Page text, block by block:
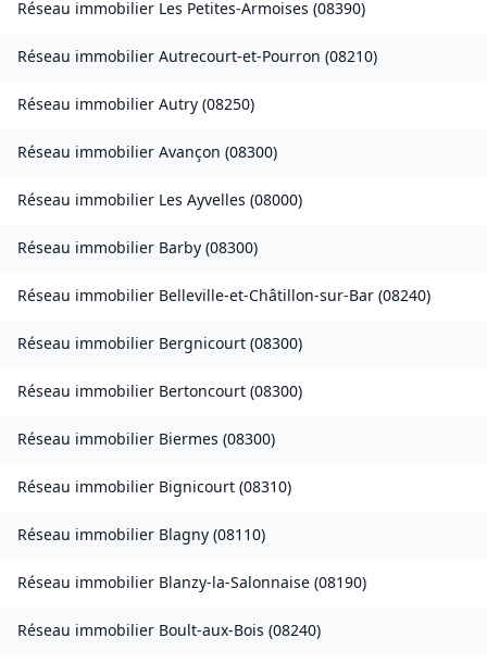
Réseau immobilier Les Petites-Armoises (08390)
Réseau immobilier Autrecourt-et-Pourron (08210)
Réseau immobilier Autry (08250)
Réseau immobilier Avançon (08300)
Réseau immobilier Les Ayvelles (08000)
Réseau immobilier Barby (08300)
Réseau immobilier Belleville-et-Châtillon-sur-Bar (08240)
Réseau immobilier Bergnicourt (08300)
Réseau immobilier Bertoncourt (08300)
Réseau immobilier Biermes (08300)
Réseau immobilier Bignicourt (08310)
Réseau immobilier Blagny (08110)
Réseau immobilier Blanzy-la-Salonnaise (08190)
Réseau immobilier Boult-aux-Bois (08240)